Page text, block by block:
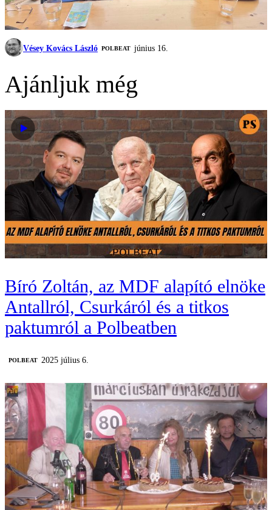
Vésey Kovács László ‎POLBEAT június 16.
Ajánljuk még
Bíró Zoltán, az MDF alapító elnöke
Antallról, Csurkáról és a titkos
paktumról a Polbeatben
‎POLBEAT 2025 július 6.